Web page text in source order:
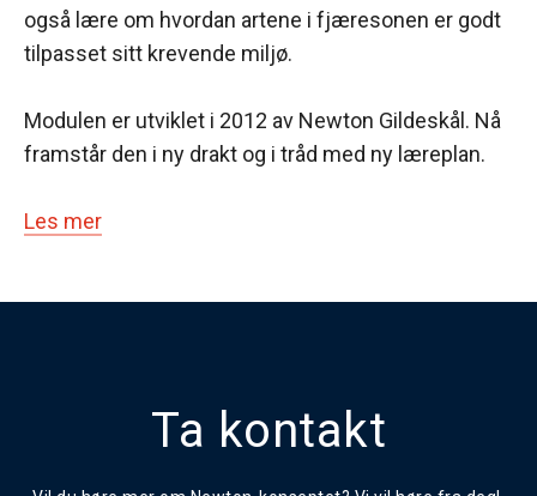
også lære om hvordan artene i fjæresonen er godt
tilpasset sitt krevende miljø.
Modulen er utviklet i 2012 av Newton Gildeskål. Nå
framstår den i ny drakt og i tråd med ny læreplan.
Les mer
Ta kontakt